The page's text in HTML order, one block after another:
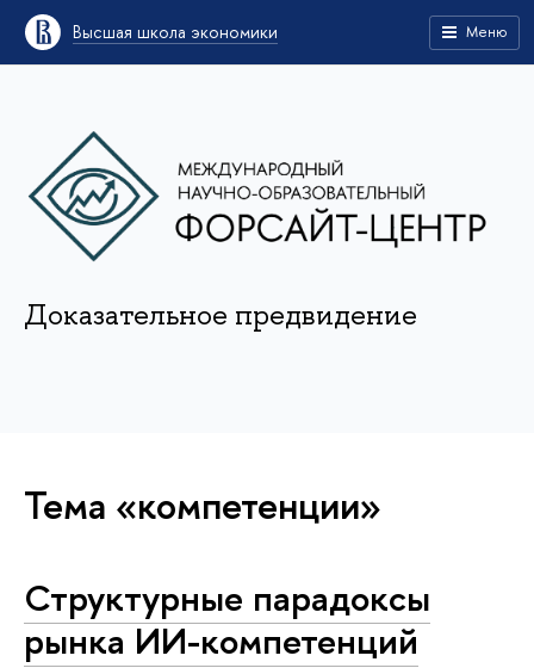
Высшая школа экономики Меню
Доказательное предвидение
Тема «компетенции»
Структурные парадоксы
рынка ИИ-компетенций